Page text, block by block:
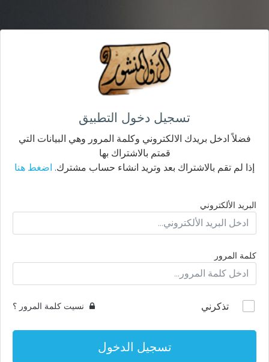
تسجيل دخول التطبيق
فضلاً ادخل بريدك الالكتروني وكلمة المرور وهي البيانات التي
قمتم بالاشتراك بها
إذا لم تقم بالاشتراك بعد وتريد انشاء حساب مشترك. اضغط هنا
البريد الألكتروني
كلمة المرور
تذكرني نسيت كلمة المرور ؟
تسجيل الدخول